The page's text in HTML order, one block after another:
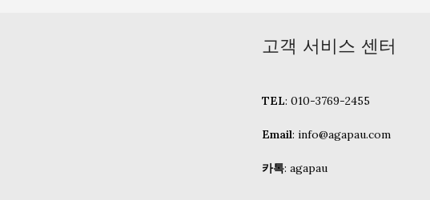
고객 서비스 센터
TEL: 010-3769-2455
Email: info@agapau.com
카톡: agapau